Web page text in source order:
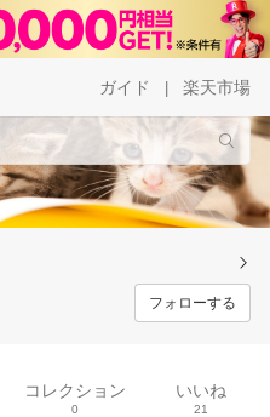
ガイド 楽天市場
フォローする
コレクション
0
いいね
21